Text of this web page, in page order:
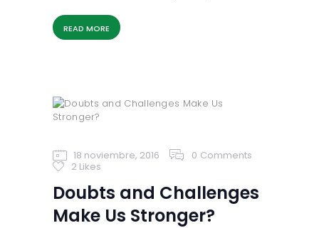
READ MORE
18 noviembre, 2016 0 Comments
2 Likes
Doubts and Challenges
Make Us Stronger?